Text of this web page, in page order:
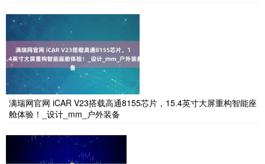
满瑞网官网 iCAR V23搭载高通8155芯片，15.4英寸大屏重构智能座
舱体验！_设计_mm_户外装备